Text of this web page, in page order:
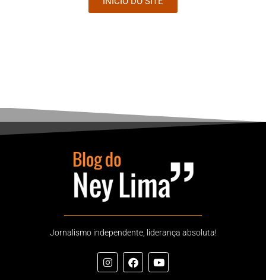
Jornalismo independente, liderança absoluta!